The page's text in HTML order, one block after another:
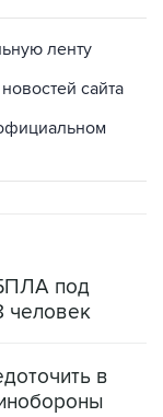
ленту
сайта
под
человек
в